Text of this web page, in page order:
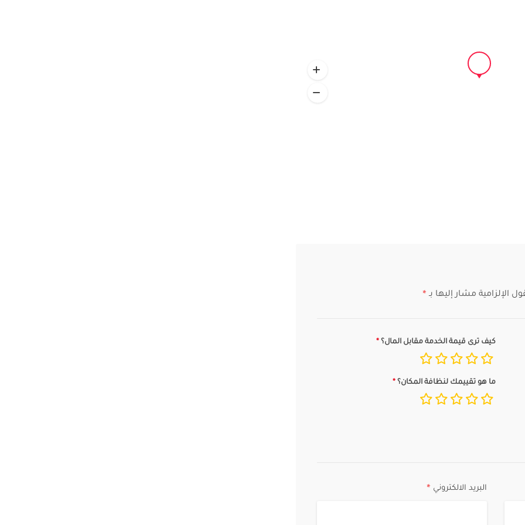
الإلزامية مشار إليها بـ *
كيف ترى قيمة الخدمة مقابل المال؟
ما هو تقييمك لنظافة المكان؟
البريد الالكتروني *